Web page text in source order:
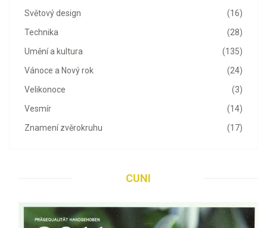
(16)
Světový design
(28)
Technika
(135)
Umění a kultura
(24)
Vánoce a Nový rok
(3)
Velikonoce
(14)
Vesmír
(17)
Znamení zvěrokruhu
CUNI